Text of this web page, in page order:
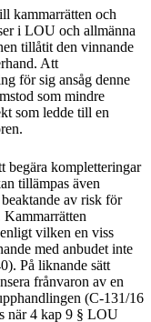
kammarrätten och
i LOU och allmänna
tillåtit den vinnande
Att
för sig ansåg denne
som mindre
som ledde till en
begära kompletteringar
tillämpas även
av risk för
vilken en viss
med anbudet inte
På liknande sätt
frånvaron av en
(C-131/16
när 4 kap 9 § LOU